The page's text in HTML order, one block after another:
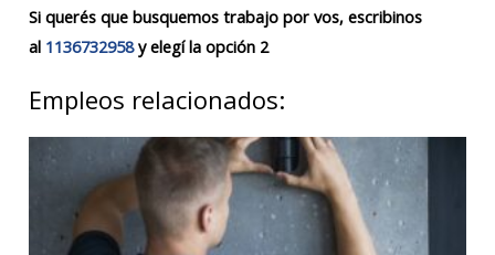
Si querés que busquemos trabajo por vos, escribinos
al 1136732958y elegí la opción 2
Empleos relacionados: